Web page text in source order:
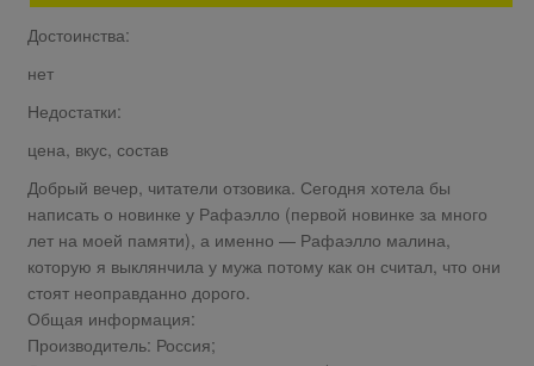
Достоинства:
нет
Недостатки:
цена, вкус, состав
Добрый вечер, читатели отзовика. Сегодня хотела бы
написать о новинке у Рафаэлло (первой новинке за много
лет на моей памяти), а именно — Рафаэлло малина,
которую я выклянчила у мужа потому как он считал, что они
стоят неоправданно дорого.
Общая информация:
Производитель: Россия;